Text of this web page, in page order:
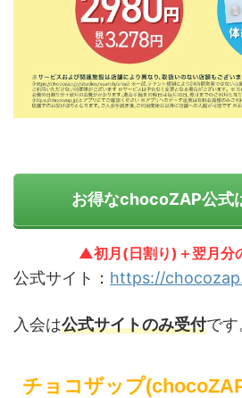
お得なchocoZAP公式
▲初月(日割り)＋翌月分
公式サイト： https://
入会は公式サイトのみ受付です
チョコザップ